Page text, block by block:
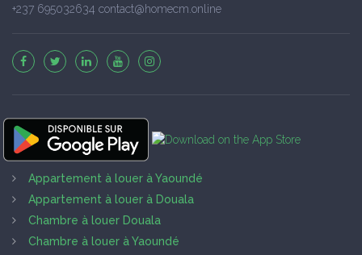
+237 695032634 contact@homecm.online
Appartement à louer à Yaoundé
Appartement à louer à Douala
Chambre à louer Douala
Chambre à louer à Yaoundé